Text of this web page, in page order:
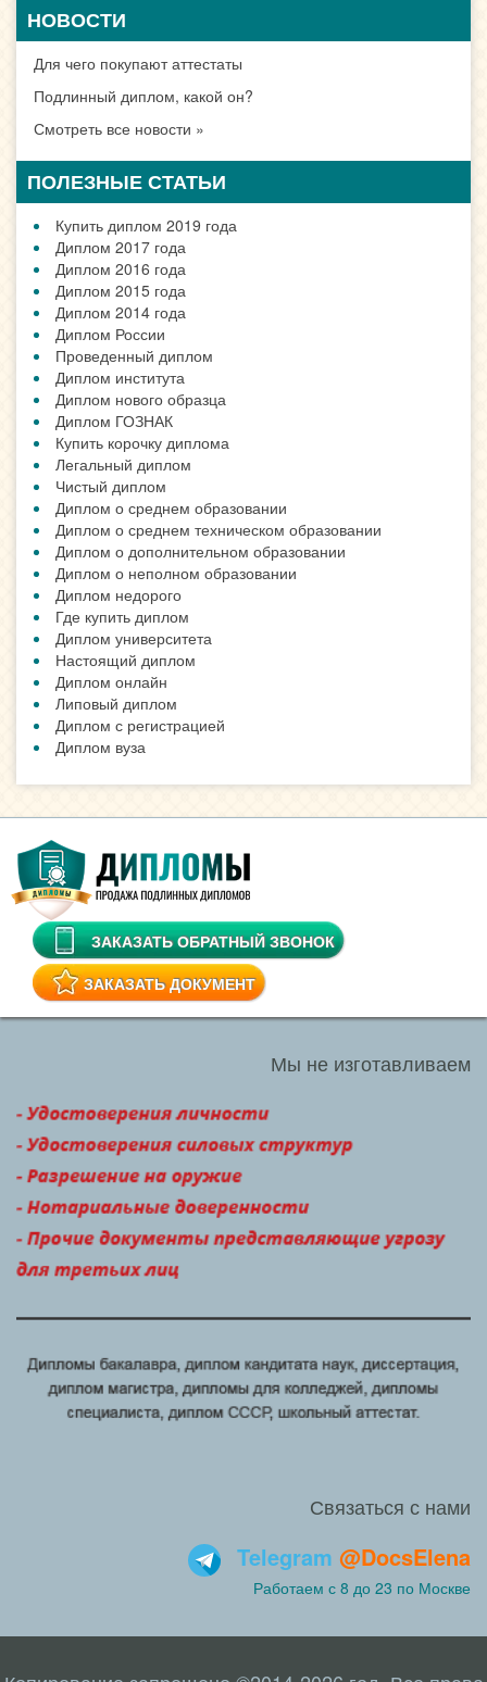
НОВОСТИ
Для чего покупают аттестаты
Подлинный диплом, какой он?
Смотреть все новости »
ПОЛЕЗНЫЕ СТАТЬИ
Купить диплом 2019 года
Диплом 2017 года
Диплом 2016 года
Диплом 2015 года
Диплом 2014 года
Диплом России
Проведенный диплом
Диплом института
Диплом нового образца
Диплом ГОЗНАК
Купить корочку диплома
Легальный диплом
Чистый диплом
Диплом о среднем образовании
Диплом о среднем техническом образовании
Диплом о дополнительном образовании
Диплом о неполном образовании
Диплом недорого
Где купить диплом
Диплом университета
Настоящий диплом
Диплом онлайн
Липовый диплом
Диплом с регистрацией
Диплом вуза
ЗАКАЗАТЬ ОБРАТНЫЙ ЗВОНОК
ЗАКАЗАТЬ ДОКУМЕНТ
Мы не изготавливаем
Связаться с нами
Telegram @DocsElena
Работаем с 8 до 23 по Москве